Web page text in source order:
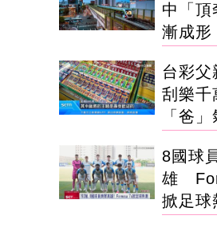
中「頂
漸成形
台彩父
刮樂千
「爸」
8國球
雄
掀足球